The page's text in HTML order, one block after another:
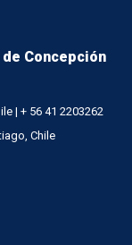
Concepción
| + 56 41 2203262
Chile